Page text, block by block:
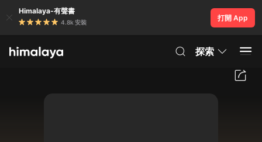
Himalaya-有聲書
4.8k 安裝
打開 App
探索